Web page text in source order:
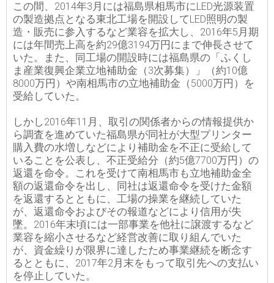
この間、2014年3月には福島県相馬市にLED光源装置
の製造拠点となる東北工場を開設してLED照明の製
造・販売に参入するなど業容を拡大し、2016年5月期
には年間売上高を約29億3194万円にまで伸長させて
いた。また、同工場の開設時には福島県の「ふくし
ま産業復興企業立地補助金（3次募集）」（約10億
8000万円）や南相馬市の立地補助金（5000万円）を
受給していた。
しかし2016年11月、取引の関係者からの情報提供か
ら調査を進めていた福島県が同社が大型プリンター
購入費の水増しなどにより補助金を不正に受給して
いることを公表し、不正受給分（約5億7700万円）の
返還を命令。これを受けて南相馬市も立地補助金全
額の返還命令を出し、同社は返還命令を受けた金額
を返還するとともに、工場の操業を継続していた
が、返還命令およびその報道などにより信用が失
墜。2016年末頃には一部事業を他社に譲渡するなど
業容を縮小させるなど経営改善に取り組んでいた
が、資金繰りが限界に達したため事業継続を断念す
るとともに、2017年2月末をもって取引先への支払い
を停止していた。